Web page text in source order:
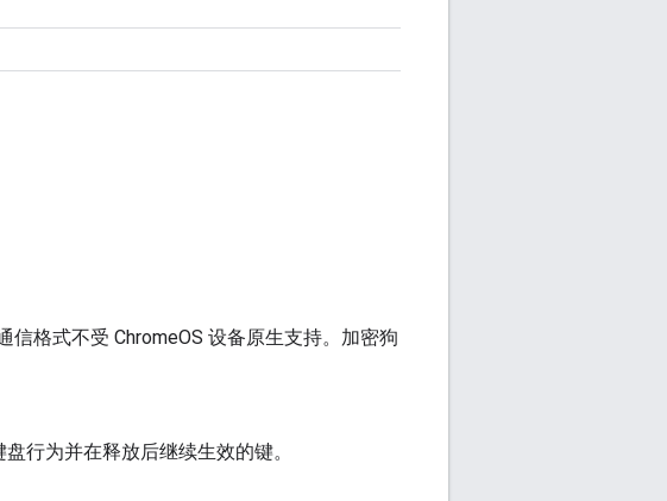
信格式不受 ChromeOS 设备原生支持。加密狗
行为并在释放后继续生效的键。